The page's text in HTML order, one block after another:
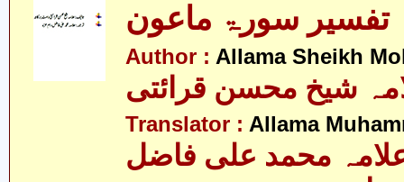
تفسیر سورۃ ماعون
Author : Allama Sheikh
شیخ محسن قرائتی
Translator : Allama
محمد علی فاضل